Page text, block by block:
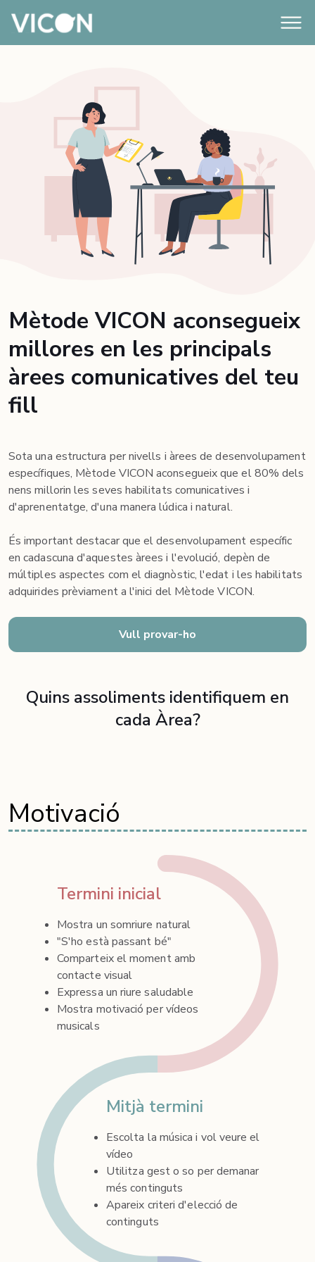
Mètode VICON aconsegueix
millores en les principals
àrees comunicatives del teu
fill
Sota una estructura per nivells i àrees de desenvolupament
específiques, Mètode VICON aconsegueix que el 80% dels
nens millorin les seves habilitats comunicatives i
d'aprenentatge, d'una manera lúdica i natural.
És important destacar que el desenvolupament específic
en cadascuna d'aquestes àrees i l'evolució, depèn de
múltiples aspectes com el diagnòstic, l'edat i les habilitats
adquirides prèviament a l'inici del Mètode VICON.
Vull provar-ho
Quins assoliments identifiquem en
cada Àrea?
Motivació
Termini inicial
Mostra un somriure natural
"S'ho està passant bé"
Comparteix el moment amb
contacte visual
Expressa un riure saludable
Mostra motivació per vídeos
musicals
Mitjà termini
Escolta la música i vol veure el
vídeo
Utilitza gest o so per demanar
més continguts
Apareix criteri d'elecció de
continguts